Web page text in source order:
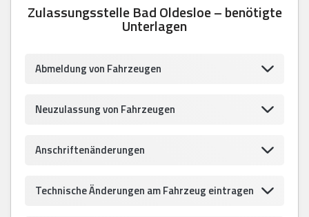
Zulassungsstelle Bad Oldesloe – benötigte
Unterlagen
Abmeldung von Fahrzeugen
Neuzulassung von Fahrzeugen
Anschriftenänderungen
Technische Änderungen am Fahrzeug eintragen